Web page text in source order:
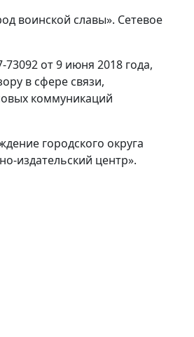
воинской славы». Сетевое
от 9 июня 2018 года,
в сфере связи,
коммуникаций
городского округа
издательский центр».